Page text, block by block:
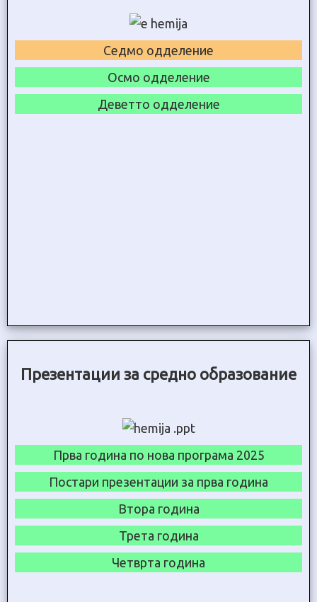
Седмо одделение
Осмо одделение
Деветто одделение
Презентации за средно образование
Прва година по нова програма 2025
Постари презентации за прва година
Втора година
Трета година
Четврта година